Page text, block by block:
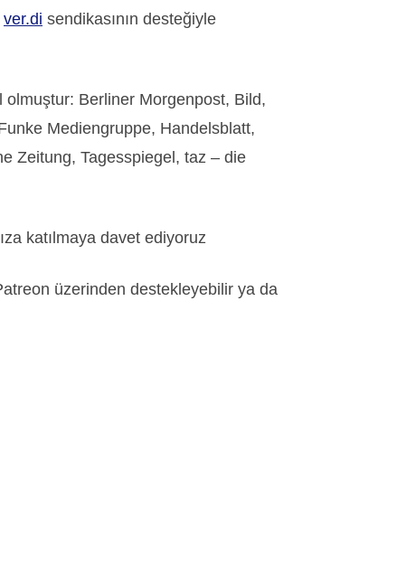
ver.di sendikasının desteğiyle
olmuştur: Berliner Morgenpost, Bild,
Mediengruppe, Handelsblatt,
Zeitung, Tagesspiegel, taz – die
katılmaya davet ediyoruz
üzerinden destekleyebilir ya da